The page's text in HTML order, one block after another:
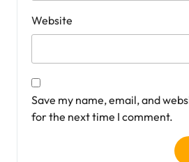
Website
Save my name, email, and
for the next time I comment.